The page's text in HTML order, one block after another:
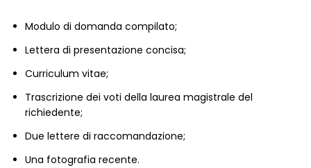
Modulo di domanda compilato;
Lettera di presentazione concisa;
Curriculum vitae;
Trascrizione dei voti della laurea magistrale del
richiedente;
Due lettere di raccomandazione;
Una fotografia recente.